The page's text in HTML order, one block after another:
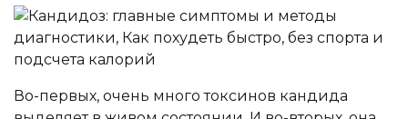
Во-первых, очень много токсинов кандида